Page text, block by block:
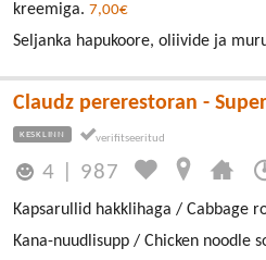
kreemiga. 7,00€
Seljanka hapukoore, oliivide ja
Claudz pererestoran -
KESKLINN
4 987
Kapsarullid hakklihaga / Cabbage
Kana-nuudlisupp / Chicken noodle